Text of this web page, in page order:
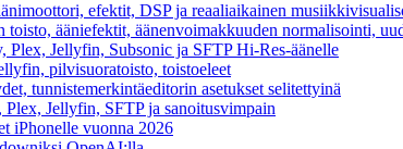
efektit, DSP ja reaaliaikainen
toisto, ääniefektit, äänenvoimakkuuden normalisointi,
Plex, Jellyfin, Subsonic ja SFTP Hi-Res-äänelle
pilvisuoratoisto, toistoeleet
tunnistemerkintäeditorin asetukset selitettyinä
Jellyfin, SFTP ja sanoitusvimpain
iPhonelle vuonna 2026